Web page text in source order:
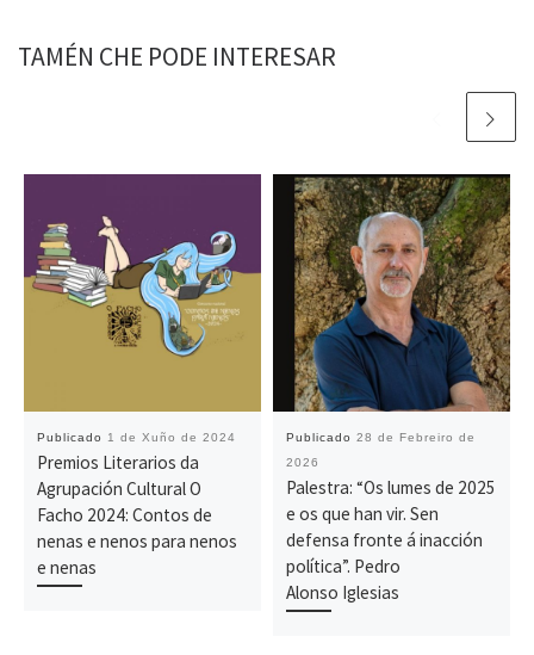
TAMÉN CHE PODE INTERESAR
Publicado 1 de Xuño de 2024
Premios Literarios da
Agrupación Cultural O
Facho 2024: Contos de
nenas e nenos para nenos
e nenas
Publicado 28 de Febreiro de
2026
Palestra: “Os lumes de 2025
e os que han vir. Sen
defensa fronte á inacción
política”. Pedro
Alonso Iglesias